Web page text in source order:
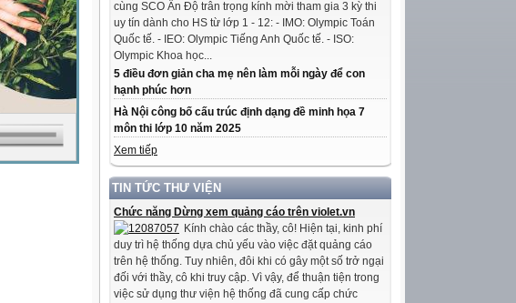
cùng SCO Ấn Độ trân trọng kính mời tham gia 3 kỳ thi
uy tín dành cho HS từ lớp 1 - 12: - IMO: Olympic Toán
Quốc tế. - IEO: Olympic Tiếng Anh Quốc tế. - ISO:
Olympic Khoa học...
5 điều đơn giản cha mẹ nên làm mỗi ngày để con
hạnh phúc hơn
Hà Nội công bố cấu trúc định dạng đề minh họa 7
môn thi lớp 10 năm 2025
Xem tiếp
TIN TỨC THƯ VIỆN
Chức năng Dừng xem quảng cáo trên violet.vn
Kính chào các thầy, cô! Hiện tại, kinh phí
duy trì hệ thống dựa chủ yếu vào việc đặt quảng cáo
trên hệ thống. Tuy nhiên, đôi khi có gây một số trở ngại
đối với thầy, cô khi truy cập. Vì vậy, để thuận tiện trong
việc sử dụng thư viện hệ thống đã cung cấp chức